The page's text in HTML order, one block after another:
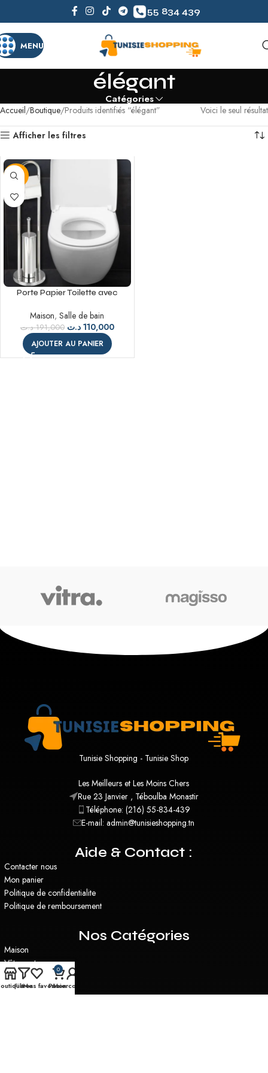
55 834 439
MENU
élégant
Catégories
Accueil Boutique Produits identifiés “élégant” Voici le seul résultat
Afficher les filtres
-42%
Porte Papier Toilette avec
Maison,Salle de bain
191,000 د.ت 110,000 د.ت
AJOUTER AU PANIER
Tunisie Shopping - Tunisie Shop
Les Meilleurs et Les Moins Chers
Rue 23 Janvier , Téboulba Monastir
Téléphone: (216) 55-834-439
E-mail: admin@tunisieshopping.tn
Aide & Contact :
Contacter nous
Mon panier
Politique de confidentialite
Politique de remboursement
Nos Catégories
Maison
Vêtements
Santé & Beauté
Plantes Artificielles
FiltresMes favoris
0
Panier
Mon compte